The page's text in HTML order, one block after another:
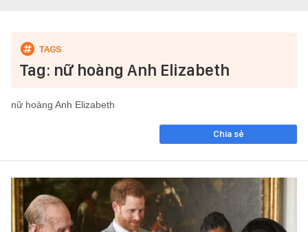
Tag: nữ hoàng Anh Elizabeth
nữ hoàng Anh Elizabeth
Chia sẻ